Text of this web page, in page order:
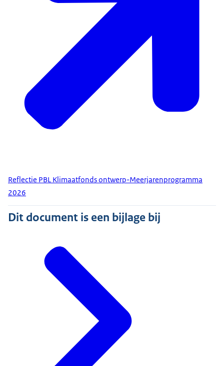
Reflectie PBL Klimaatfonds ontwerp-Meerjarenprogramma
2026
Dit document is een bijlage bij